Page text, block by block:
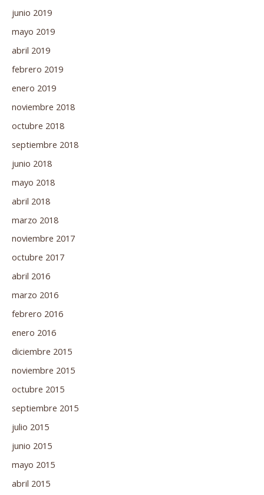
junio 2019
mayo 2019
abril 2019
febrero 2019
enero 2019
noviembre 2018
octubre 2018
septiembre 2018
junio 2018
mayo 2018
abril 2018
marzo 2018
noviembre 2017
octubre 2017
abril 2016
marzo 2016
febrero 2016
enero 2016
diciembre 2015
noviembre 2015
octubre 2015
septiembre 2015
julio 2015
junio 2015
mayo 2015
abril 2015